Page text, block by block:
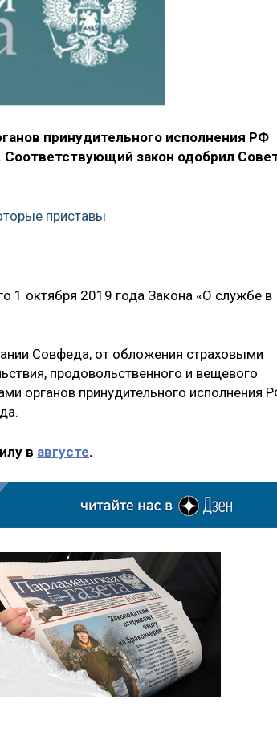
принудительного исполнения РФ
закон одобрил
приставы
1 октября 2019 года Закона «О службе в
Совфеда, от обложения страховыми
продовольственного и вещевого
органов принудительного исполнения
в августе.